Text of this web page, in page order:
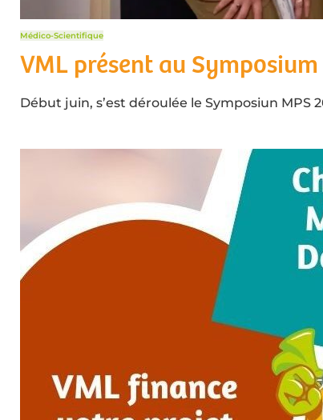
Médico-Scientifique
VML présent au Symposium
Début juin, s’est déroulée le Symposiun MPS